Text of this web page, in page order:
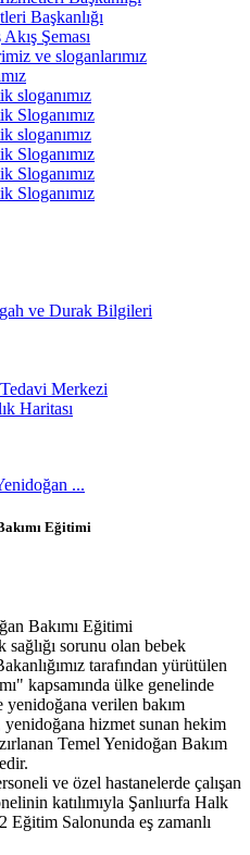
Başkanlığı
Şeması
ve sloganlarımız
sloganımız
Sloganımız
sloganımız
Sloganımız
Sloganımız
Sloganımız
ve Durak Bilgileri
Tedavi Merkezi
Haritası
...
Eğitimi
Bakımı Eğitimi
sorunu olan bebek
tarafından yürütülen
kapsamında ülke genelinde
verilen bakım
hizmet sunan hekim
Temel Yenidoğan Bakım
ve özel hastanelerde çalışan
katılımıyla Şanlıurfa Halk
Eğitim Salonunda eş zamanlı